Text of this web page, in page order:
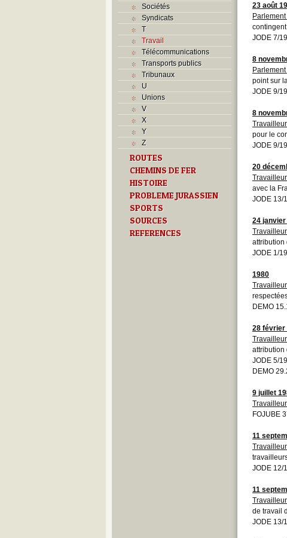
Sociétés
Syndicats
T
Travail
Télécommunications
Transports publics
Tribunaux
U
Unions
V
X
Y
Z
ROUTES
CHEMINS DE FER
HISTOIRE
PROBLEME JURASSIEN
SPORTS
SOURCES
REFERENCES
23 août
JODE 7/
8
point sur
JODE 9/
8
pour le
JODE 9/
20
avec la
JODE 13/
24 janvier
attribution
JODE 1/
1980
DEMO
28 février
attribution
JODE 5/
DEMO
9 juillet
FOJUBE
11
JODE 12/
11
de travail
JODE 13/